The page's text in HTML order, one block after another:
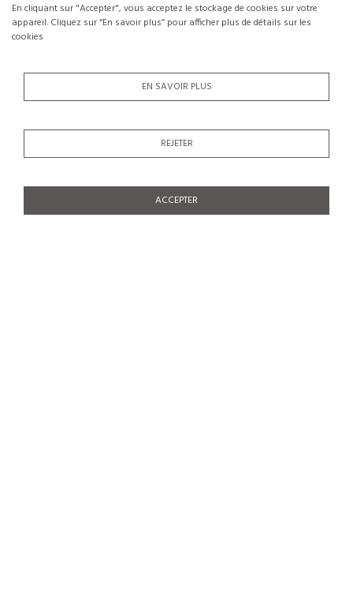
En cliquant sur "Accepter", vous acceptez le stockage de cookies sur votre
appareil. Cliquez sur “En savoir plus” pour afficher plus de détails sur les
cookies
EN SAVOIR PLUS
REJETER
ACCEPTER
ASSISES